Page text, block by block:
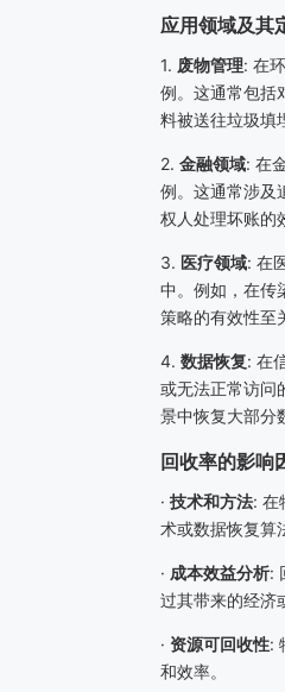
应用领域及其
1. 废物管理: 在
例。这通常包括
料被送往垃圾填
2. 金融领域: 在
例。这通常涉及
权人处理坏账的
3. 医疗领域: 在
中。例如，在传
策略的有效性至
4. 数据恢复: 在
或无法正常访问
景中恢复大部分
回收率的影响
· 技术和方法: 在
术或数据恢复算
· 成本效益分析:
过其带来的经济
· 资源可回收性:
和效率。